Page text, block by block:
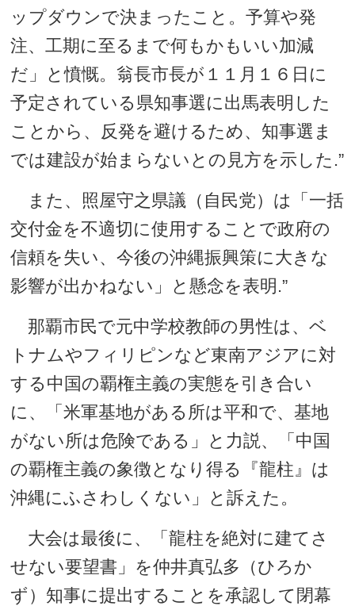
ップダウンで決まったこと。予算や発
注、工期に至るまで何もかもいい加減
だ」と憤慨。翁長市長が１１月１６日に
予定されている県知事選に出馬表明した
ことから、反発を避けるため、知事選ま
では建設が始まらないとの見方を示した.”
また、照屋守之県議（自民党）は「一括
交付金を不適切に使用することで政府の
信頼を失い、今後の沖縄振興策に大きな
影響が出かねない」と懸念を表明.”
那覇市民で元中学校教師の男性は、ベ
トナムやフィリピンなど東南アジアに対
する中国の覇権主義の実態を引き合い
に、「米軍基地がある所は平和で、基地
がない所は危険である」と力説、「中国
の覇権主義の象徴となり得る『龍柱』は
沖縄にふさわしくない」と訴えた。
大会は最後に、「龍柱を絶対に建てさ
せない要望書」を仲井真弘多（ひろか
ず）知事に提出することを承認して閉幕